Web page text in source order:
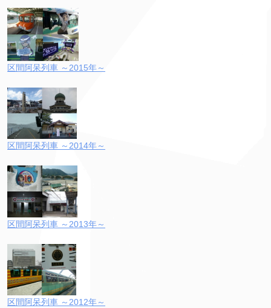
区間阿呆列車 ～2015年～
区間阿呆列車 ～2014年～
区間阿呆列車 ～2013年～
区間阿呆列車 ～2012年～